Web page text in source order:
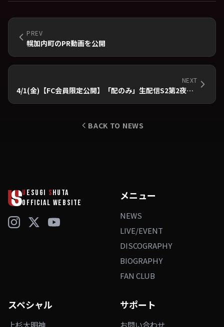
PREV
幌加内町のPR動画を公開
NEXT
4/1(金)【FC会員限定公開】「配のみ」生配信S2第2夜開催！
BACK TO NEWS
U ESUGI SHUTA
OFFICIAL WEBSITE
メニュー
NEWS
LIVE/EVENT
DISCOGRAPHY
BIOGRAPHY
FAN CLUB
スペシャル
上杉大明神
サポート
お問い合わせ